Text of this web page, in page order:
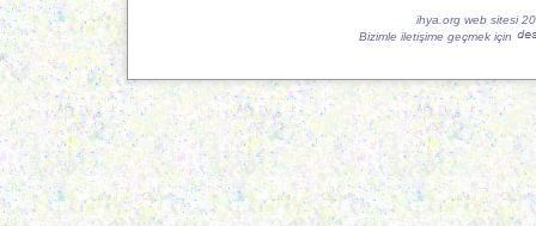
ihya.org web sitesi
Bizimle iletişime geçmek için